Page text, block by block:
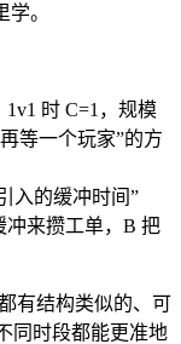
。
时 C=1，规模
等一个玩家”的方
入的缓冲时间”
来攒工单，B 把
有结构类似的、可
同时段都能更准地